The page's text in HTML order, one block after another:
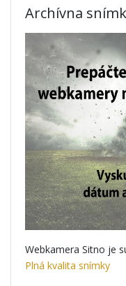
Archívna
Webkamera Sitno je
Plná kvalita snímky